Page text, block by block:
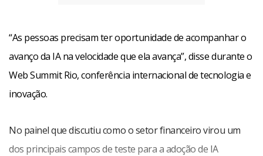
“As pessoas precisam ter oportunidade de acompanhar o
avanço da IA na velocidade que ela avança”, disse durante o
Web Summit Rio, conferência internacional de tecnologia e
inovação.
No painel que discutiu como o setor financeiro virou um
dos principais campos de teste para a adoção de IA